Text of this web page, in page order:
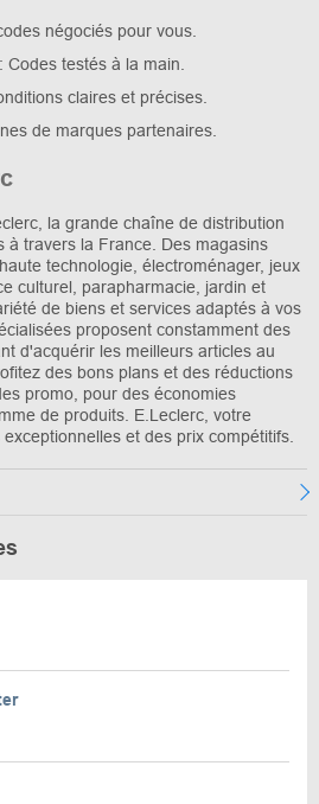
négociés pour vous.
testés à la main.
claires et précises.
de marques partenaires.
la grande chaîne de distribution
à travers la France. Des magasins
technologie, électroménager, jeux
culturel, parapharmacie, jardin et
de biens et services adaptés à vos
proposent constamment des
d'acquérir les meilleurs articles au
des bons plans et des réductions
promo, pour des économies
de produits. E.Leclerc, votre
et des prix compétitifs.